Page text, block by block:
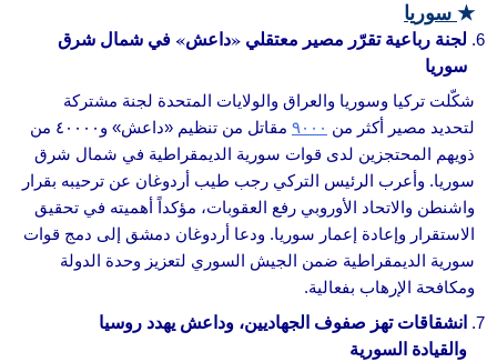
★ سوريا
لجنة رباعية تقرّر مصير معتقلي «داعش» في شمال شرق
سوريا
شكّلت تركيا وسوريا والعراق والولايات المتحدة لجنة مشتركة
لتحديد مصير أكثر من ٩٠٠٠
مقاتل من تنظيم «داعش» و٤٠٠٠٠ من
ذويهم المحتجزين لدى قوات سورية الديمقراطية في شمال شرق
سوريا. وأعرب الرئيس التركي رجب طيب أردوغان عن ترحيبه بقرار
واشنطن والاتحاد الأوروبي رفع العقوبات، مؤكداً أهميته في تحقيق
الاستقرار وإعادة إعمار سوريا. ودعا أردوغان دمشق إلى دمج قوات
سورية الديمقراطية ضمن الجيش السوري لتعزيز وحدة الدولة
ومكافحة الإرهاب بفعالية.
انشقاقات تهز صفوف الجهاديين، وداعش يهدد روسيا
والقيادة السورية